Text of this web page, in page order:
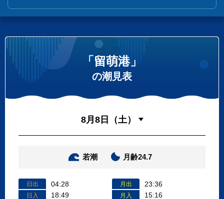
「留萌港」
の潮見表
若潮 月齢24.7
日出 04:28
日入 18:49
月出 23:36
月入 15:16